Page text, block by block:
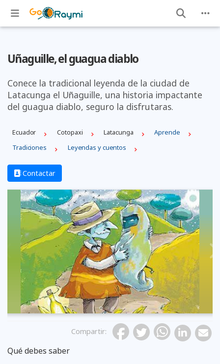
Uñaguille, el guagua diablo
Conece la tradicional leyenda de la ciudad de
Latacunga el Uñaguille, una historia impactante
del guagua diablo, seguro la disfrutaras.
Ecuador Cotopaxi Latacunga
Aprende
Tradiciones
Leyendas y cuentos
Contactar
Previous
Compartir:
Qué debes saber